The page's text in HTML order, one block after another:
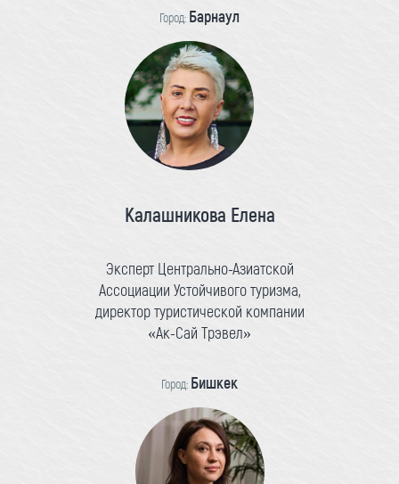
Город: Барнаул
Калашникова Елена
Эксперт Центрально-Азиатской
Ассоциации Устойчивого туризма,
директор туристической компании
«Ак-Сай Трэвел»
Город: Бишкек